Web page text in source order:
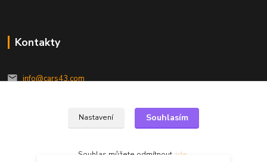
Kontakty
info@cars43.com
Nastavení Souhlasím
Souhlas můžete odmítnout zde